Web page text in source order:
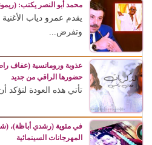
محمد أبو النصر يكتب:
يقدم عمرو دياب
وتفرض...
عذوبة ورومانسية (عفاف
حضورها الراقي من جديد
تأتي هذه العودة لتؤكد
في مئوية (رشدي أباظة)،
المهرجانات السينمائية